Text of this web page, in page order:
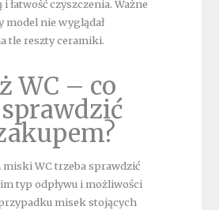
łatwość czyszczenia. Ważne
model nie wyglądał
tle reszty ceramiki.
WC – co
WC trzeba sprawdzić
typ odpływu i możliwości
misek stojących